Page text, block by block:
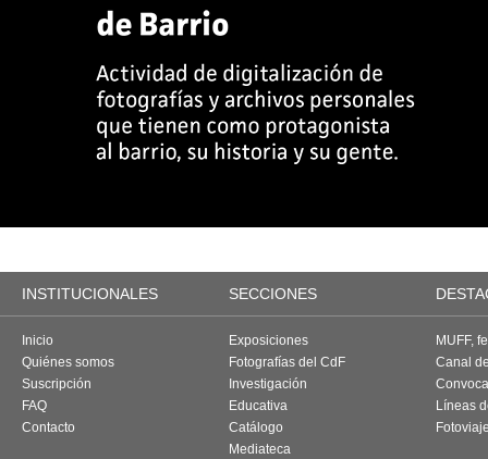
INSTITUCIONALES SECCIONES
Inicio
Quiénes somos
Suscripción
FAQ
Contacto
Exposiciones
Fotografías del CdF
Investigación
Educativa
Catálogo
Mediateca
MUFF,
Canal
Líneas